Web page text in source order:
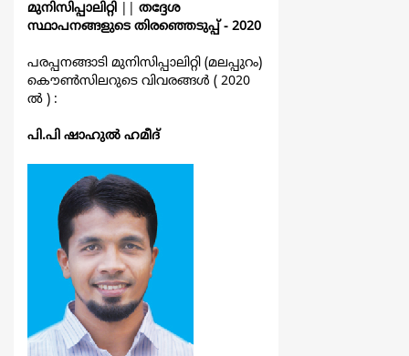
മുനിസിപ്പാലിറ്റി
തദ്ദേശ
സ്ഥാപനങ്ങളുടെ തിരഞ്ഞെടുപ്പ്‌ - 2020
പരപ്പനങ്ങാടി മുനിസിപ്പാലിറ്റി (മലപ്പുറം)
കൌൺസിലറുടെ വിവരങ്ങള്‍ ( 2020
ല്‍ ) :
പി.പി ഷാഹുല്‍ ഹമീദ്